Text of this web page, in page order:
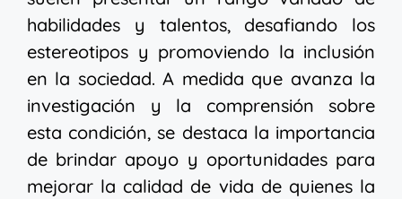
habilidades y talentos, desafiando los
estereotipos y promoviendo la inclusión
en la sociedad. A medida que avanza la
investigación y la comprensión sobre
esta condición, se destaca la importancia
de brindar apoyo y oportunidades para
mejorar la calidad de vida de quienes la